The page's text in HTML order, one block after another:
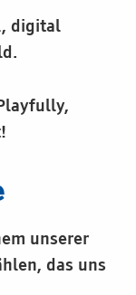
digital
unserer
das uns